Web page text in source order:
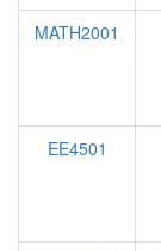
MATH2001
EE4501